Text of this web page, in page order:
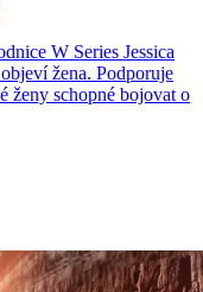
W Series Jessica
žena. Podporuje
ženy schopné bojovat o